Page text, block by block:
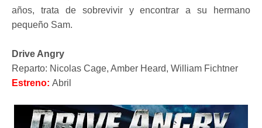
años, trata de sobrevivir y encontrar a su hermano
pequeño Sam.
Drive Angry
Reparto: Nicolas Cage, Amber Heard, William Fichtner
Estreno: Abril